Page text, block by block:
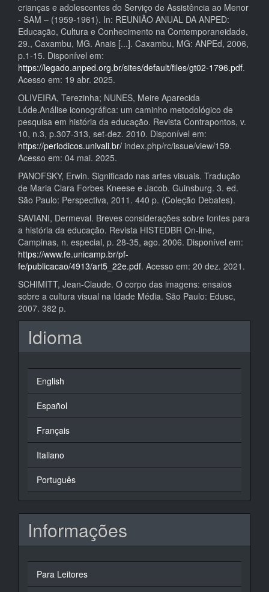
crianças e adolescentes do Serviço de Assistência ao Menor
- SAM – (1959-1961). In: REUNIÃO ANUAL DA ANPED:
Educação, Cultura e Conhecimento na Contemporaneidade,
29., Caxambu, MG. Anais [...]. Caxambu, MG: ANPEd, 2006,
p.1-15. Disponível em:
https://legado.anped.org.br/sites/default/files/gt02-1796.pdf.
Acesso em: 19 abr. 2025.
OLIVEIRA, Terezinha; NUNES, Meire Aparecida
Lóde.Análise iconográfica: um caminho metodológico de
pesquisa em história da educação. Revista Contrapontos, v.
10, n.3, p.307-313, set-dez. 2010. Disponível em:
https://periodicos.univali.br/ index.php/rc/issue/view/159.
Acesso em: 04 mai. 2025.
PANOFSKY, Erwin. Significado nas artes visuais. Tradução
de Maria Clara Forbes Kneese e Jacob. Guinsburg. 3. ed.
São Paulo: Perspectiva, 2011. 440 p. (Coleção Debates).
SAVIANI, Dermeval. Breves considerações sobre fontes para
a história da educação. Revista HISTEDBR On-line,
Campinas, n. especial, p. 28-35, ago. 2006. Disponível em:
https://www.fe.unicamp.br/pf-
fe/publicacao/4913/art5_22e.pdf. Acesso em: 20 dez. 2021.
SCHIMITT, Jean-Claude. O corpo das imagens: ensaios
sobre a cultura visual na Idade Média. São Paulo: Edusc,
2007. 382 p.
Idioma
English
Español
Français
Italiano
Português
Informações
Para Leitores